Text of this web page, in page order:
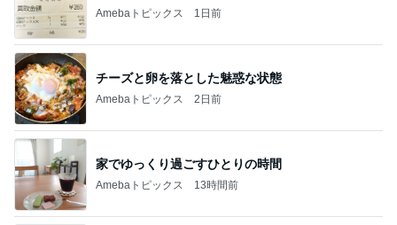
Amebaトピックス 1日前
チーズと卵を落とした魅惑な状態
Amebaトピックス 2日前
家でゆっくり過ごすひとりの時間
Amebaトピックス 13時間前